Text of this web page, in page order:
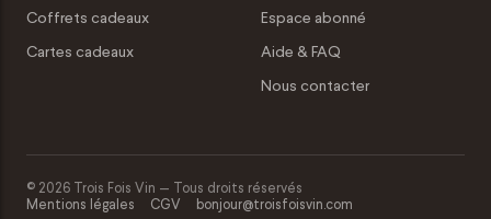
Coffrets cadeaux
Cartes cadeaux
Espace abonné
Aide & FAQ
Nous contacter
© 2026 Trois Fois Vin — Tous droits réservés
Mentions légales
CGV bonjour@troisfoisvin.com